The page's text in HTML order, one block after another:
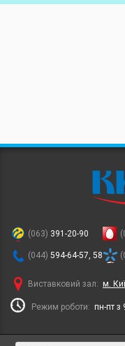
(063) 391-20-90
(044) 594-64-57, 58
Виставковий зал: м.
Режим роботи: пн-пт з